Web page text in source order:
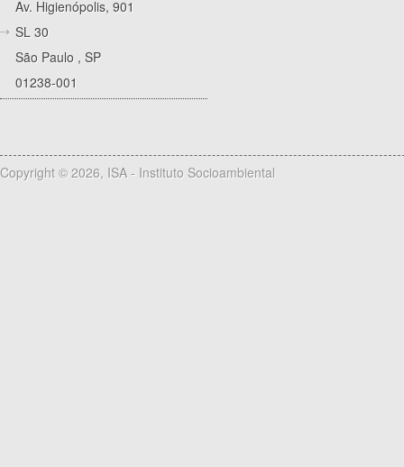
Av. Higienópolis, 901
SL 30
São Paulo , SP
01238-001
Copyright © 2026, ISA - Instituto Socioambiental